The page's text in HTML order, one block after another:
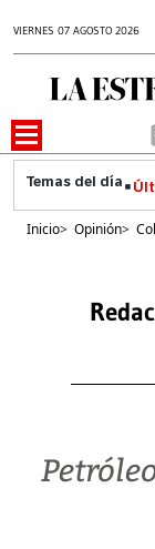
VIERNES 07 AGOSTO 2026
Inicio> Opinión>